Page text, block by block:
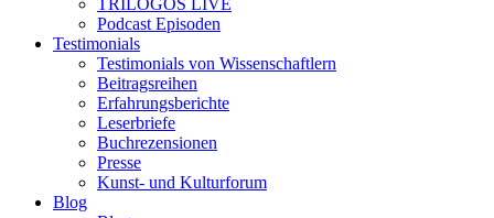
Podcast Episoden
Testimonials
Testimonials von Wissenschaftlern
Beitragsreihen
Erfahrungsberichte
Leserbriefe
Buchrezensionen
Presse
Kunst- und Kulturforum
Blog